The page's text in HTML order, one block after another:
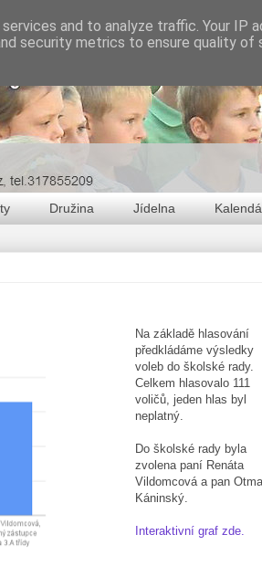
Družina Jídelna
Na základě hlasování
předkládáme výsledky
voleb do školské rady.
Celkem hlasovalo 111
voličů, jeden hlas byl
neplatný.
Do školské rady byla
zvolena paní Renáta
Vildomcová a pan
Káninský.
Interaktivní graf zde.
and to analyze traffic. Your IP
security metrics to ensure quality of